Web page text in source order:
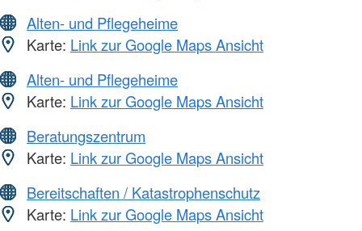
Alten- und Pflegeheime
Karte: Link zur Google Maps Ansicht
Alten- und Pflegeheime
Karte: Link zur Google Maps Ansicht
Beratungszentrum
Karte: Link zur Google Maps Ansicht
Bereitschaften / Katastrophenschutz
Karte: Link zur Google Maps Ansicht